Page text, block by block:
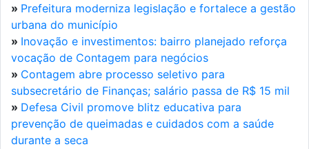
» Prefeitura moderniza legislação e fortalece a gestão
urbana do município
» Inovação e investimentos: bairro planejado reforça
vocação de Contagem para negócios
» Contagem abre processo seletivo para
subsecretário de Finanças; salário passa de R$ 15 mil
» Defesa Civil promove blitz educativa para
prevenção de queimadas e cuidados com a saúde
durante a seca